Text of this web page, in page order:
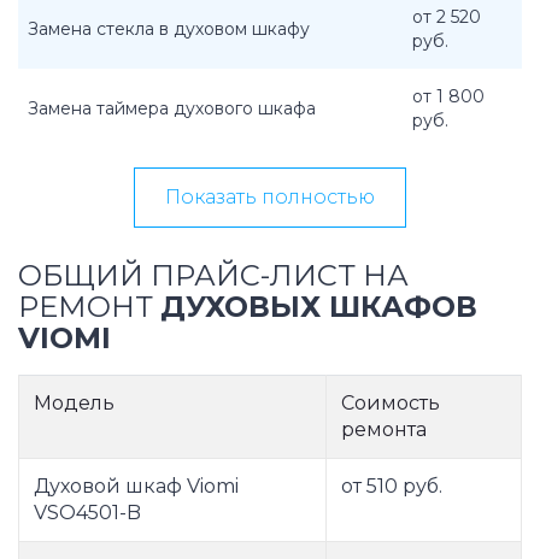
Замена стекла в духовом шкафу
от 2 520
руб.
Замена таймера духового шкафа
от 1 800
руб.
Показать полностью
ОБЩИЙ ПРАЙС-ЛИСТ НА
РЕМОНТ ДУХОВЫХ ШКАФОВ
VIOMI
Модель
Соимость
ремонта
Духовой шкаф Viomi
VSO4501-B
от 510 руб.